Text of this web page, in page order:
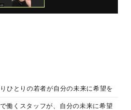
ひとりの若者が自分の未来に希望を
働くスタッフが、自分の未来に希望